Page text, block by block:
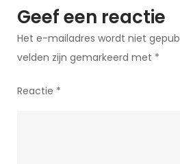
Harige
Vrienden
Geef een reactie
Het e-mailadres wordt niet
velden zijn gemarkeerd met *
Reactie *